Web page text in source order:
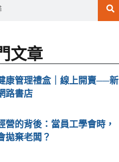
文章
康管理禮盒｜線上開賣──新
路書店
營的背後：當員工學會時，
拋棄老闆？